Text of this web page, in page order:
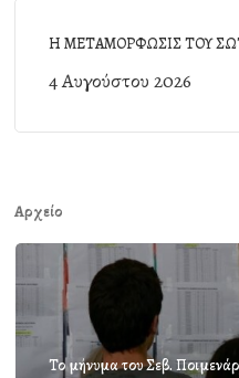
Η ΜΕΤΑΜΟΡΦΩΣΙΣ ΤΟΥ
4 Αυγούστου 2026
Αρχείο
Το μήνυμα του Σεβ.